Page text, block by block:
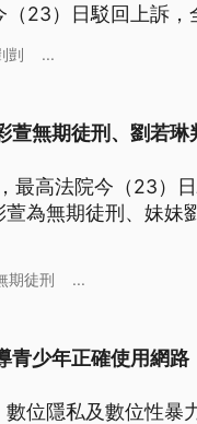
23）日駁回上訴，
剴 ...
萱無期徒刑、劉若琳
最高法院今（23）
為無期徒刑、妹妹
期徒刑 ...
青少年正確使用網路
位隱私及數位性暴